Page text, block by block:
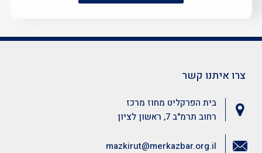
צרו איתנו קשר
בית הפרקליט מחוז מרכז
רחוב תרמ"ב 7, ראשון לציון
mazkirut@merkazbar.org.il